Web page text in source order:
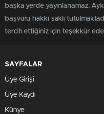
başka yerde yayınlanamaz.
başvuru hakkı saklı
tercih ettiğiniz için teşekkür
SAYFALAR
Üye Girişi
Üye Kaydı
Künye